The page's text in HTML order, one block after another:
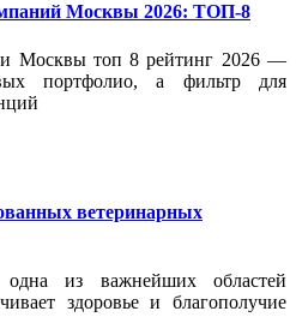
Москвы 2026: ТОП-8
Москвы топ 8 рейтинг 2026 —
портфолио, а фильтр для
ветеринарных
из важнейших областей
здоровье и благополучие